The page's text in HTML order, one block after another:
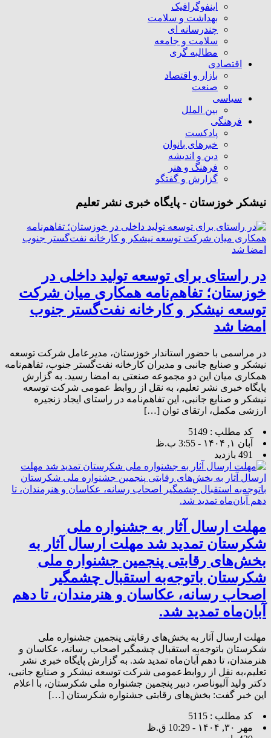
اینفوگرافیک
بهداشت و سلامت
چندرسانه ای
سلامت و جامعه
مطالبه گری
اقتصادی
بازار و اقتصاد
صنعت
سیاسی
بین الملل
فرهنگی
پادکست
خبرهای بانوان
دین و اندیشه
فرهنگ و هنر
گزارش و گفتگو
نیشکر خوزستان - پایگاه خبری نشر تعلیم
در راستای برای توسعه تولید داخلی در
خوزستان؛ تفاهم‌نامه همکاری میان شرکت
توسعه نیشکر و کارخانه نفت‌گستر جنوب
امضا شد
در مراسمی با حضور استاندار خوزستان، مدیرعامل شرکت توسعه
نیشکر و صنایع جانبی و مدیران کارخانه نفت‌گستر جنوب، تفاهم‌نامه
همکاری میان این دو مجموعه صنعتی به امضا رسید. به گزارش
پایگاه خبری نشر تعلیم، به نقل از روابط عمومی شرکت توسعه
نیشکر و صنایع جانبی، این تفاهم‌نامه در راستای ایجاد زنجیره
ارزشی مکمل، ارتقای توان […]
کد مطلب : 5149
آبان ۱, ۱۴۰۴ - 3:55 ب.ظ
491 بازدید
مهلت ارسال آثار به جشنواره ملی
شکرستان تمدید شد مهلت ارسال آثار به
بخش‌های رقابتی پنجمین جشنواره ملی
شکرستان باتوجه‌به استقبال چشمگیر
اصحاب رسانه، عکاسان و هنرمندان، تا دهم
آبان‌ماه تمدید شد.
مهلت ارسال آثار به بخش‌های رقابتی پنجمین جشنواره ملی
شکرستان باتوجه‌به استقبال چشمگیر اصحاب رسانه، عکاسان و
هنرمندان، تا دهم آبان‌ماه تمدید شد. به گزارش پایگاه خبری نشر
تعلیم،به نقل از روابط‌عمومی شرکت توسعه نیشکر و صنایع جانبی،
دکتر ولید آلبوناصر، دبیر پنجمین جشنواره ملی شکرستان، با اعلام
این خبر گفت: بخش‌های رقابتی جشنواره شکرستان […]
کد مطلب : 5115
مهر ۳۰, ۱۴۰۴ - 10:29 ق.ظ